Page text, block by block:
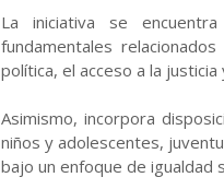
La iniciativa se
fundamentales
política, el acceso a la
Asimismo, incorpora
niños y adolescentes,
bajo un enfoque de igualdad